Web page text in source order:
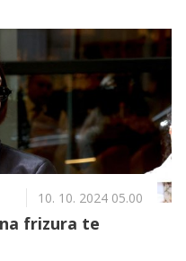
skrivnosti in nas
človeškega duha.
10. 10. 2024 05.00
frizura te